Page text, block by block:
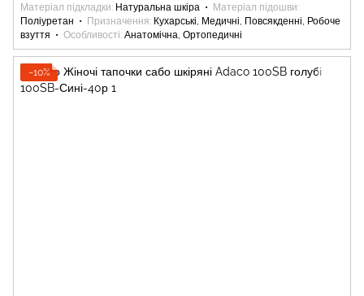
Матеріал підкладки Натуральна шкіра
Матеріал підошви
Поліуретан
Призначення Кухарські, Медичні, Повсякденні, Робоче
взуття
Особливості Анатомічна, Ортопедичні
−10%